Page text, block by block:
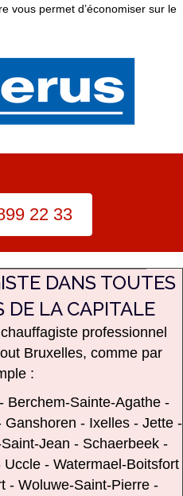
vous permet d’économiser sur le
22 33
DANS TOUTES
DE LA CAPITALE
professionnel
Bruxelles, comme par
:
- Berchem-Sainte-Agathe-
Ganshoren - Ixelles- Jette-
Jean - Schaerbeek -
Uccle- Watermael-Boitsfort
- Woluwe-Saint-Pierre -